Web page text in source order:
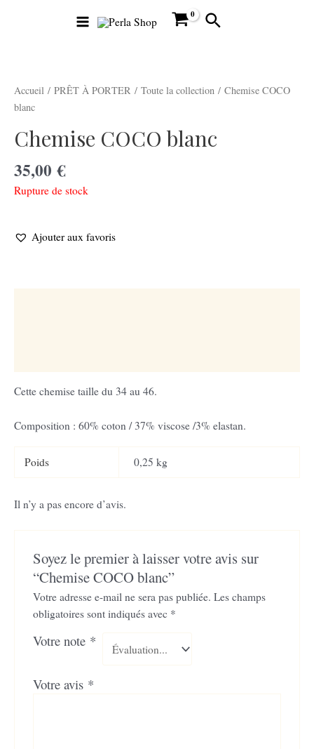
Main
Rechercher
Accueil / PRÊT À PORTER / Toute la collection / Chemise COCO
blanc
Chemise COCO blanc
35,00€
Rupture de stock
Ajouter aux favoris
Cette chemise taille du 34 au 46.
Composition : 60% coton / 37% viscose /3% elastan.
Poids 0,25 kg
Il n’y a pas encore d’avis.
Soyez le premier à laisser votre avis sur
“Chemise COCO blanc”
Votre adresse e-mail ne sera pas publiée. Les champs
obligatoires sont indiqués avec *
Votre note *
Votre avis *